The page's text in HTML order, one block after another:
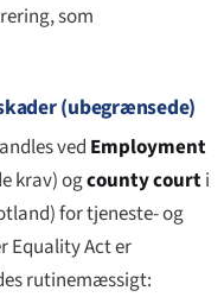
som
(ubegrænsede)
ved Employment
krav) ogcounty courti
for tjeneste- og
Equality Act er
rutinemæssigt: